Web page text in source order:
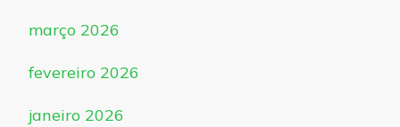
março 2026
fevereiro 2026
janeiro 2026